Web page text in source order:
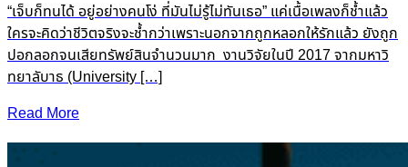
“เจ็บก็ทนได้ อยู่อย่างคนโง่ ที่มันไม่รู้ไม่ทันเธอ” แค่เนื้อเพลงก็ช้ำแล้ว
ใครจะคิดว่าชีวิตจริงจะช้ำกว่าเพราะนอกจากถูกหลอกให้รักแล้ว ยังถูก
ปอกลอกจนเสียทรัพย์สินจำนวนมาก งานวิจัยในปี 2017 จากมหาวิ
ทยาลับาธ (University […]
Read More